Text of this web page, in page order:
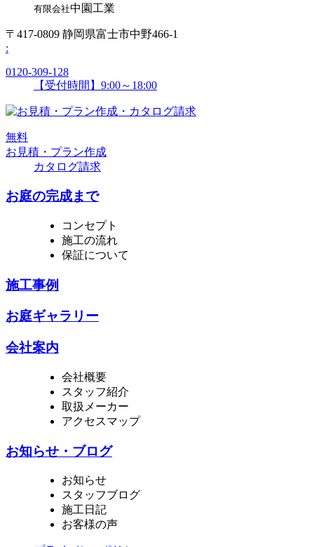
有限会社中園工業
〒417-0809 静岡県富士市中野466-1
:
0120-309-128
【受付時間】9:00～18:00
無料
お見積・プラン作成
カタログ請求
お庭の完成まで
コンセプト
施工の流れ
保証について
施工事例
お庭ギャラリー
会社案内
会社概要
スタッフ紹介
取扱メーカー
アクセスマップ
お知らせ・ブログ
お知らせ
スタッフブログ
施工日記
お客様の声